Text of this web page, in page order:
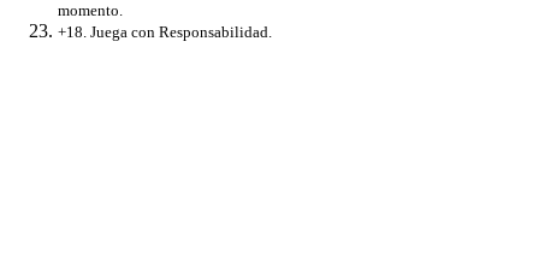
momento.
+18. Juega con Responsabilidad.